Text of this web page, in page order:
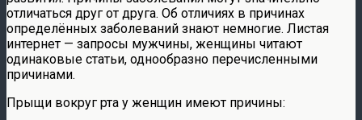
отличаться друг от друга. Об отличиях в причинах
определённых заболеваний знают немногие. Листая
интернет — запросы мужчины, женщины читают
одинаковые статьи, однообразно перечисленными
причинами.
Прыщи вокруг рта у женщин имеют причины: